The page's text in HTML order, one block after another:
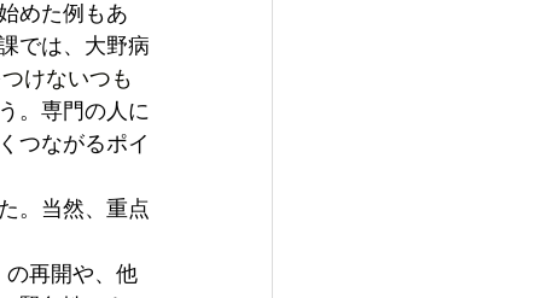
めた例もあ
では、大野病
けないつも
。専門の人に
つながるポイ
。当然、重点
の再開や、他